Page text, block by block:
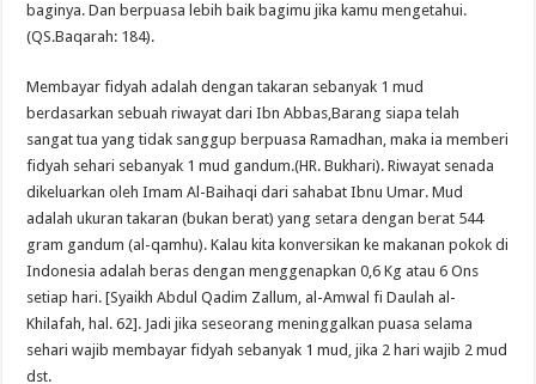
baginya. Dan berpuasa lebih baik bagimu jika kamu mengetahui.
(QS.Baqarah: 184).
Membayar fidyah adalah dengan takaran sebanyak 1 mud
berdasarkan sebuah riwayat dari Ibn Abbas,Barang siapa telah
sangat tua yang tidak sanggup berpuasa Ramadhan, maka ia memberi
fidyah sehari sebanyak 1 mud gandum.(HR. Bukhari). Riwayat senada
dikeluarkan oleh Imam Al-Baihaqi dari sahabat Ibnu Umar. Mud
adalah ukuran takaran (bukan berat) yang setara dengan berat 544
gram gandum (al-qamhu). Kalau kita konversikan ke makanan pokok di
Indonesia adalah beras dengan menggenapkan 0,6 Kg atau 6 Ons
setiap hari. [Syaikh Abdul Qadim Zallum, al-Amwal fi Daulah al-
Khilafah, hal. 62]. Jadi jika seseorang meninggalkan puasa selama
sehari wajib membayar fidyah sebanyak 1 mud, jika 2 hari wajib 2 mud
dst.